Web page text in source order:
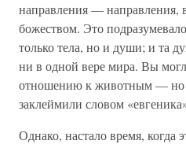
направления — направления,
божеством. Это
только тела, но и души; и та
ни в одной вере мира. Вы
отношению к животным —
заклеймили словом
Однако, настало время, когда